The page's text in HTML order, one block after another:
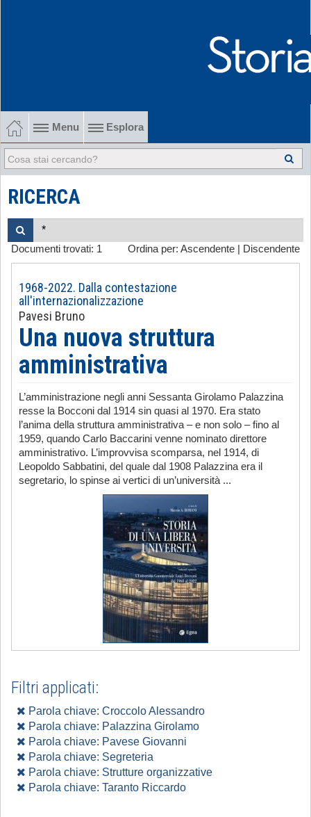
Menu Esplora
1902-1915 Gli esordi
1915-1945 Tra le due guerre
1945-1968 Dalla liberazione al '68
1968-2022 Dalla contestazione all'internazionalizzazione
-
RICERCA
Ordina per: Ascendente Discendente
Documenti trovati: 1
1968-2022. Dalla contestazione
all'internazionalizzazione
Pavesi Bruno
Una nuova struttura
amministrativa
L’amministrazione negli anni Sessanta Girolamo Palazzina
resse la Bocconi dal 1914 sin quasi al 1970. Era stato
l’anima della struttura amministrativa – e non solo – fino al
1959, quando Carlo Baccarini venne nominato direttore
amministrativo. L’improvvisa scomparsa, nel 1914, di
Leopoldo Sabbatini, del quale dal 1908 Palazzina era il
segretario, lo spinse ai vertici di un’università ...
Filtri applicati:
Parola chiave: Croccolo Alessandro
Parola chiave: Palazzina Girolamo
Parola chiave: Pavese Giovanni
Parola chiave: Segreteria
Parola chiave: Strutture organizzative
Parola chiave: Taranto Riccardo